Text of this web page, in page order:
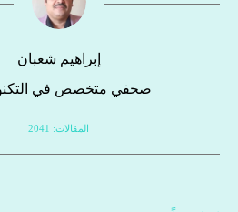
إبراهيم شعبان
صحفي متخصص في
المقالات: 2041